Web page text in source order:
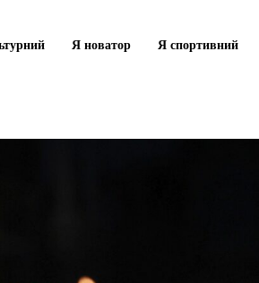
Я новатор Я спортивний